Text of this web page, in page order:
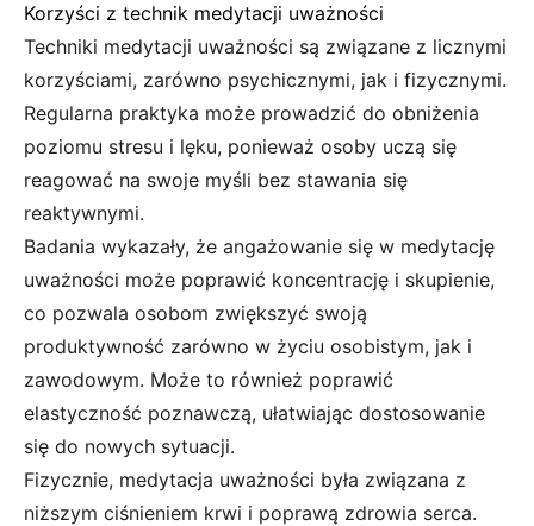
Korzyści z technik medytacji uważności
Techniki medytacji uważności są związane z licznymi
korzyściami, zarówno psychicznymi, jak i fizycznymi.
Regularna praktyka może prowadzić do obniżenia
poziomu stresu i lęku, ponieważ osoby uczą się
reagować na swoje myśli bez stawania się
reaktywnymi.
Badania wykazały, że angażowanie się w medytację
uważności może poprawić koncentrację i skupienie,
co pozwala osobom zwiększyć swoją
produktywność zarówno w życiu osobistym, jak i
zawodowym. Może to również poprawić
elastyczność poznawczą, ułatwiając dostosowanie
się do nowych sytuacji.
Fizycznie, medytacja uważności była związana z
niższym ciśnieniem krwi i poprawą zdrowia serca.